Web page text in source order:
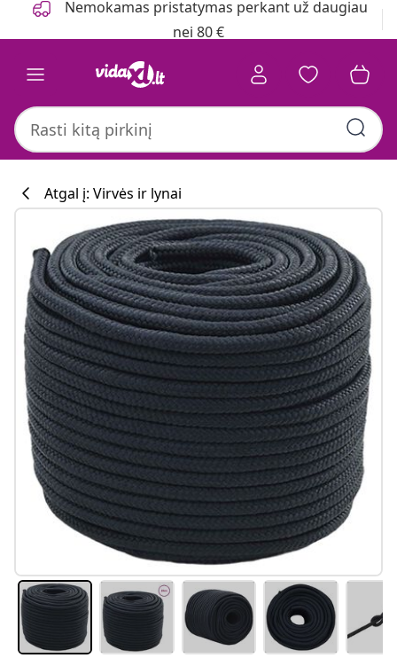
Nemokamas pristatymas perkant už daugiau
nei 80 €
Atgal į: Virvės ir lynai